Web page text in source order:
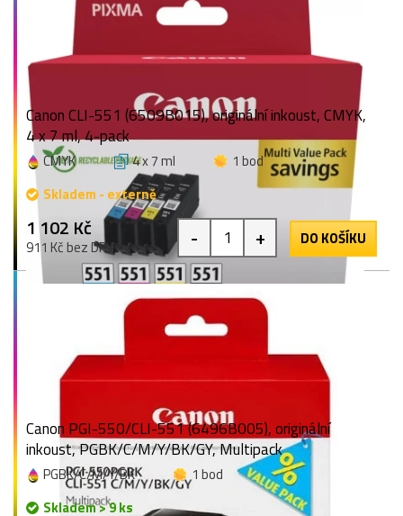
Canon CLI-551 (6509B015), originální inkoust, CMYK,
4 x 7 ml, 4-pack
CMYK 4 x 7 ml
1 bod
Skladem - externě
1 102 Kč
911 Kč bez DPH - + DO KOŠÍKU
Canon PGI-550/CLI-551 (6496B005), originální
inkoust, PGBK/C/M/Y/BK/GY, Multipack
PGBK/C/M/Y/BK
1 bod
Skladem > 9 ks